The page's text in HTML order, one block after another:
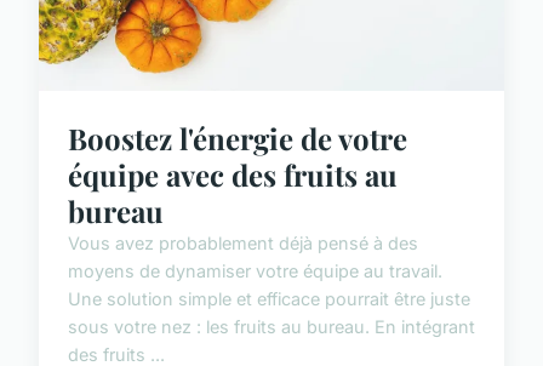
Boostez l'énergie de votre
équipe avec des fruits au
bureau
Vous avez probablement déjà pensé à des
moyens de dynamiser votre équipe au travail.
Une solution simple et efficace pourrait être juste
sous votre nez : les fruits au bureau. En intégrant
des fruits ...